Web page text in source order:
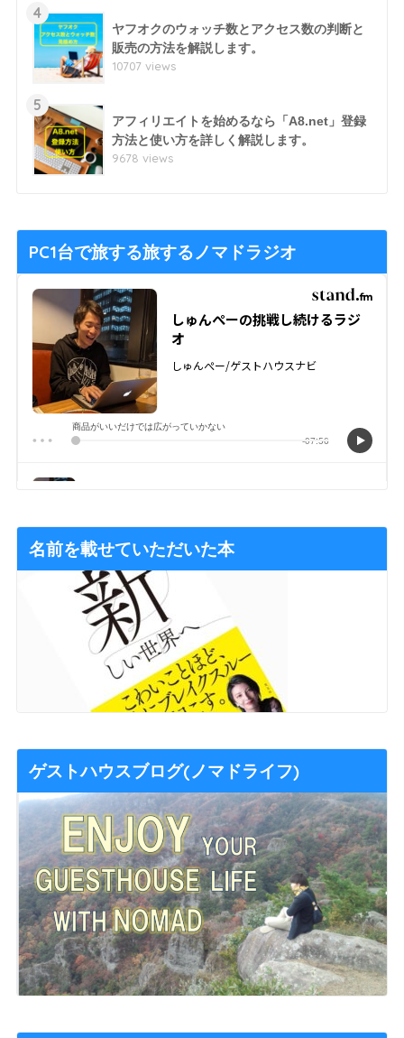
4
ヤフオクのウォッチ数とアクセス数の判断と
販売の方法を解説します。
10707 views
5
アフィリエイトを始めるなら「A8.net」登録
方法と使い方を詳しく解説します。
9678 views
PC1台で旅する旅するノマドラジオ
名前を載せていただいた本
ゲストハウスブログ(ノマドライフ)